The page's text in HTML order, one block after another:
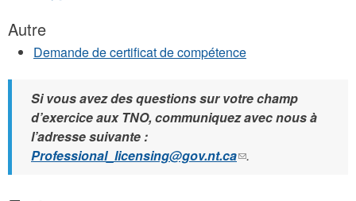
Autre
Demande de certificat de compétence
Si vous avez des questions sur votre champ
d’exercice aux TNO, communiquez avec nous à
l’adresse suivante :
Professional_licensing@gov.nt.ca(le.